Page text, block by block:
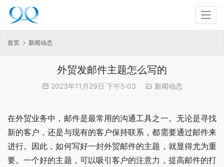
首页 新闻动态
外贸发邮件主题怎么写的
2023年11月29日 下午5:03 新闻动态
在外贸业务中，邮件是最常用的沟通工具之一。无论是寻找
新的客户，还是与现有的客户保持联系，都需要通过邮件来
进行。因此，如何写好一封外贸邮件的主题，就显得尤为重
要。一个好的主题，可以吸引客户的注意力，提高邮件的打